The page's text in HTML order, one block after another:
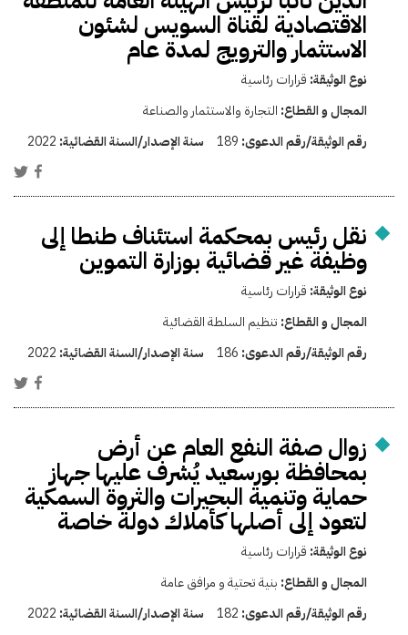
الاقتصادية لقناة السويس لشئون
الاستثمار والترويج لمدة عام
نوع الوثيقة: قرارات رئاسية
المجال و القطاع: التجارة والاستثمار والصناعة
رقم الوثيقة/رقم الدعوى: 189 سنة الإصدار/السنة القضائية: 2022
نقل رئيس بمحكمة استئناف طنطا إلى
وظيفة غير قضائية بوزارة التموين
نوع الوثيقة: قرارات رئاسية
المجال و القطاع: تنظيم السلطة القضائية
رقم الوثيقة/رقم الدعوى: 186 سنة الإصدار/السنة القضائية: 2022
زوال صفة النفع العام عن أرض
بمحافظة بورسعيد يُشرف عليها جهاز
حماية وتنمية البحيرات والثروة السمكية
لتعود إلى أصلها كأملاك دولة خاصة
نوع الوثيقة: قرارات رئاسية
المجال و القطاع: بنية تحتية و مرافق عامة
رقم الوثيقة/رقم الدعوى: 182 سنة الإصدار/السنة القضائية: 2022